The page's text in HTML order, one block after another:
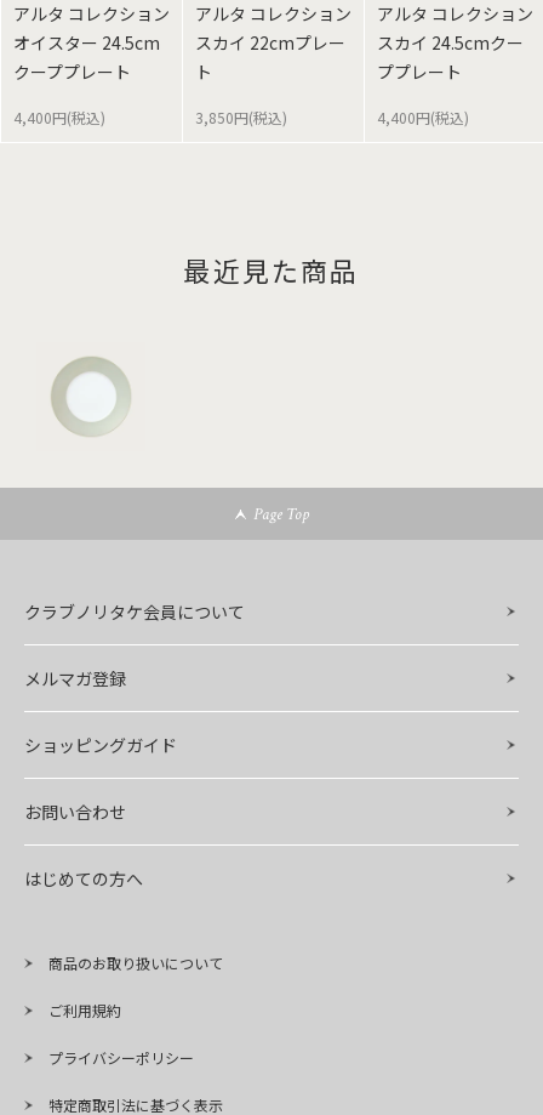
アルタ コレクション
オイスター 24.5cm
クーププレート
4,400円(税込)
アルタ コレクション
スカイ 22cmプレー
ト
3,850円(税込)
アルタ コレクション
スカイ 24.5cmクー
ププレート
4,400円(税込)
最近見た商品
Page Top
クラブノリタケ会員について
メルマガ登録
ショッピングガイド
お問い合わせ
はじめての方へ
商品のお取り扱いについて
ご利用規約
プライバシーポリシー
特定商取引法に基づく表示